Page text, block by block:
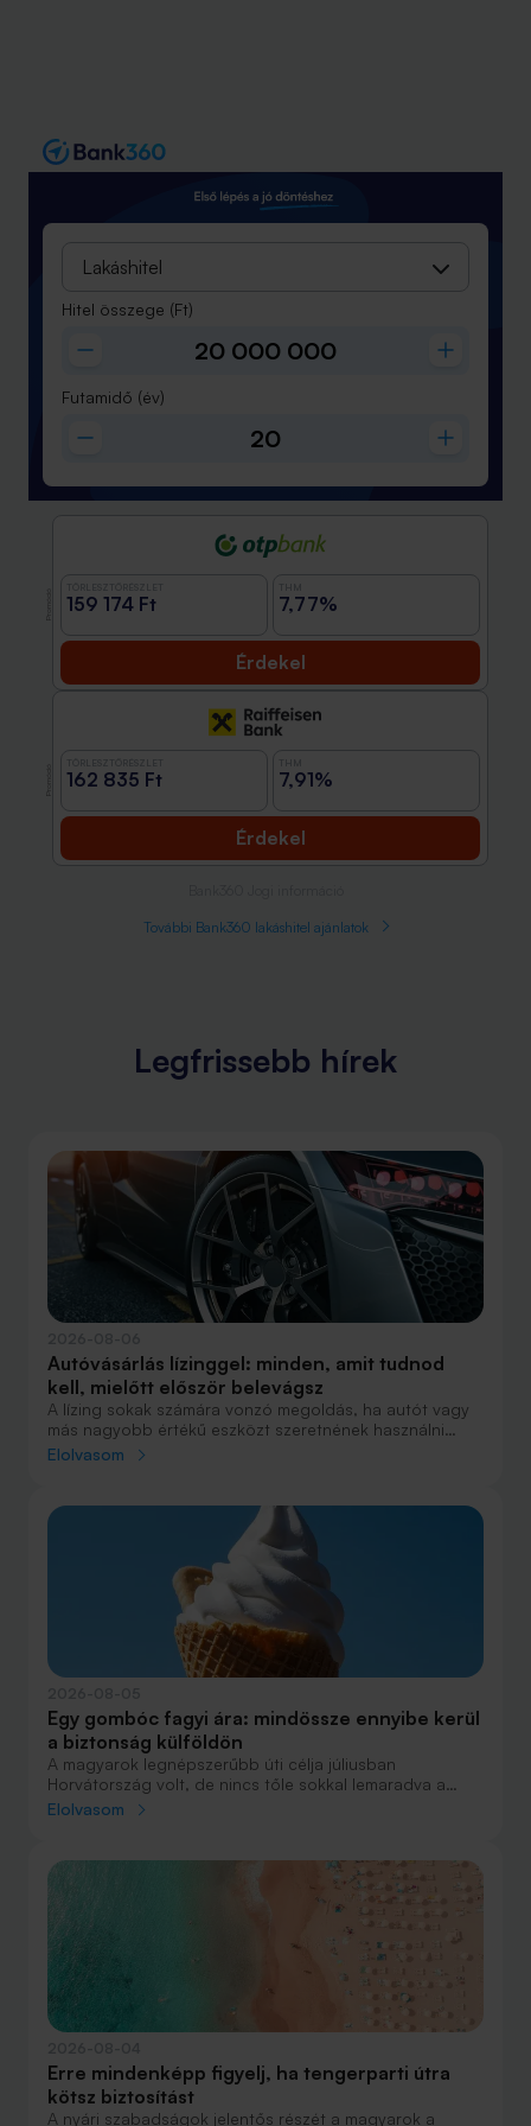
Lakáshitel
Hitel összege (Ft)
Futamidő (év)
159 174 Ft 7,77%
Érdekel
162 835 Ft 7,91%
Érdekel
További Bank360 lakáshitel ajánlatok
Legfrissebb hírek
Autóvásárlás lízinggel: minden, amit tudnod
kell, mielőtt először belevágsz
A lízing sokak számára vonzó megoldás, ha autót vagy
más nagyobb értékű eszközt szeretnének használni
anélkül, hogy azt egy összegben ki kellene fizetniük.
fogalmak közül, amelyekkel biztosan találkozol.
Elolvasom
Egy gombóc fagyi ára: mindössze ennyibe kerül
a biztonság külföldön
A magyarok legnépszerűbb úti célja júliusban
Horvátország volt, de nincs tőle sokkal lemaradva a
júniust megnyerő Olaszország sem. A tengerparti
nyaralásnak, mint repülővel.
Elolvasom
Erre mindenképp figyelj, ha tengerparti útra
kötsz biztosítást
A nyári szabadságok jelentős részét a magyarok a